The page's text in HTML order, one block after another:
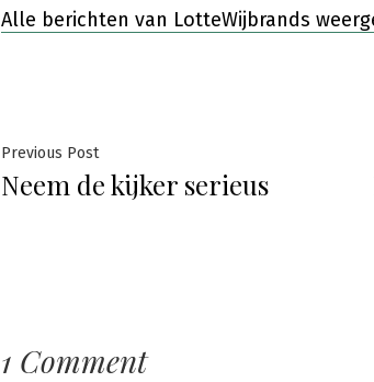
Alle berichten van LotteWijbrands
Bericht
navigatie
Previous PostPrevious
post:
Neem de kijker serieus
1 Comment